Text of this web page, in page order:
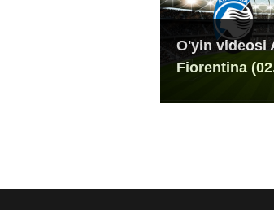
O'yin videosi
Fiorentina